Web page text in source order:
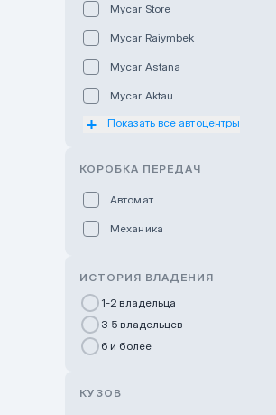
Mycar Store
Mycar Raiymbek
Mycar Astana
Mycar Aktau
Mycar Uralsk
GWM Nurly Zhol
Chery Astana
Показать все автоцентры
КОРОБКА ПЕРЕДАЧ
Автомат
Механика
ИСТОРИЯ ВЛАДЕНИЯ
1-2 владельца
3-5 владельцев
6 и более
КУЗОВ